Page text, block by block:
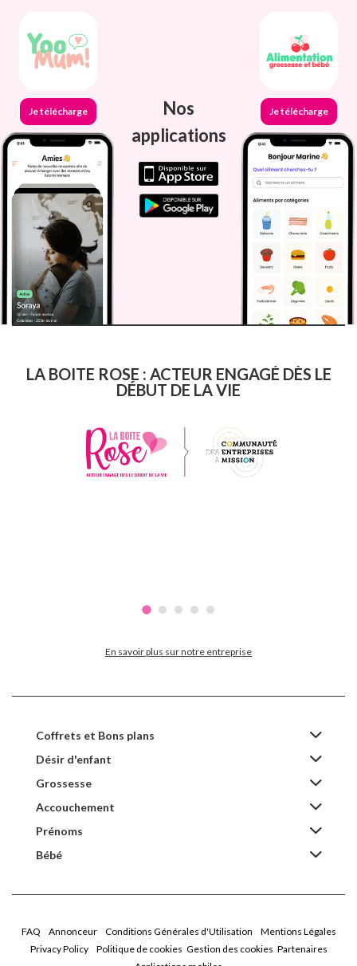
Je télécharge
Nos
applications
Je télécharge
LA BOITE ROSE : ACTEUR ENGAGÉ DÈS LE
DÉBUT DE LA VIE
En savoir plus sur notre entreprise
Coffrets et Bons plans
Désir d'enfant
Grossesse
Accouchement
Prénoms
Bébé
FAQ Annonceur Conditions Générales d'Utilisation
Mentions Légales
Privacy Policy
Politique de cookies Gestion des cookies Partenaires